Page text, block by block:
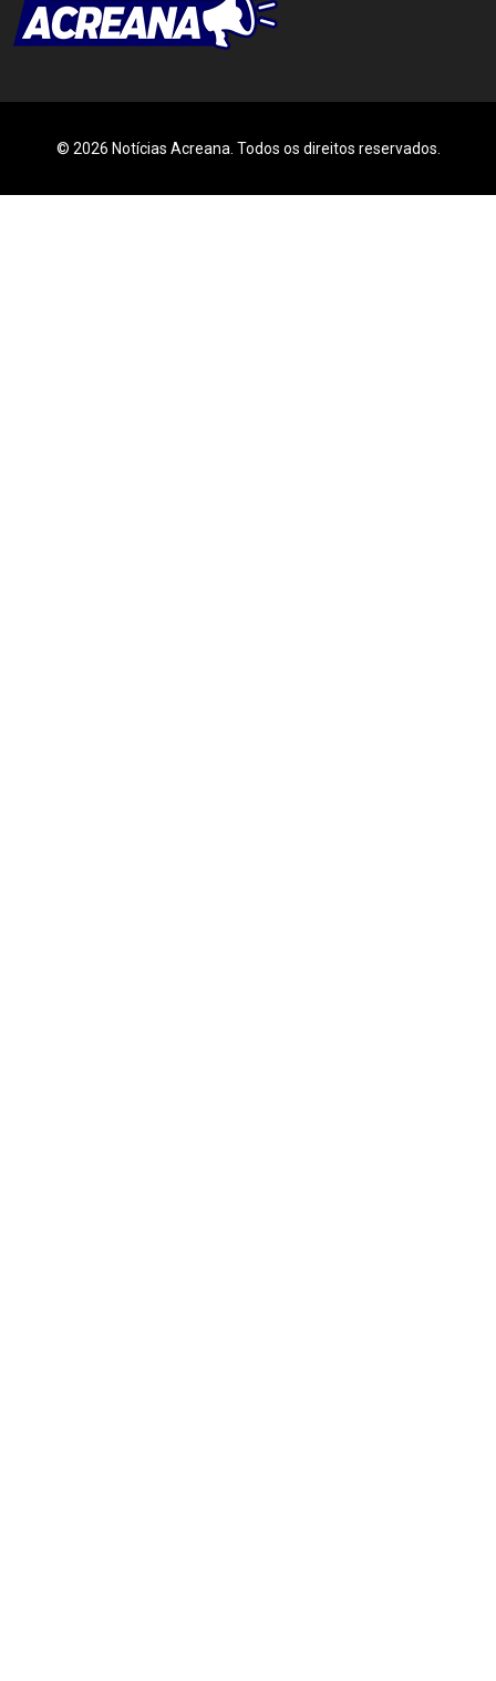
© 2026 Notícias Acreana. Todos os direitos reservados.